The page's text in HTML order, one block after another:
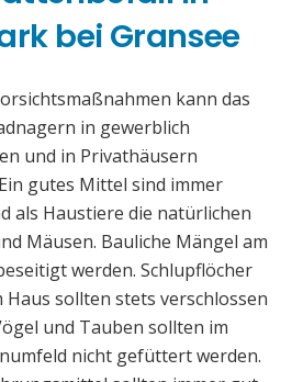
bei Gransee
kann das
in gewerblich
und in Privathäusern
gutes Mittel sind immer
als Haustiere die natürlichen
Mäusen. Bauliche Mängel am
werden. Schlupflöcher
sollten stets verschlossen
und Tauben sollten im
nicht gefüttert werden.